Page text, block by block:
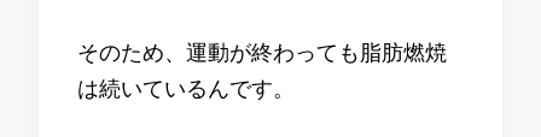
そのため、運動が終わっても脂肪燃焼
は続いているんです。